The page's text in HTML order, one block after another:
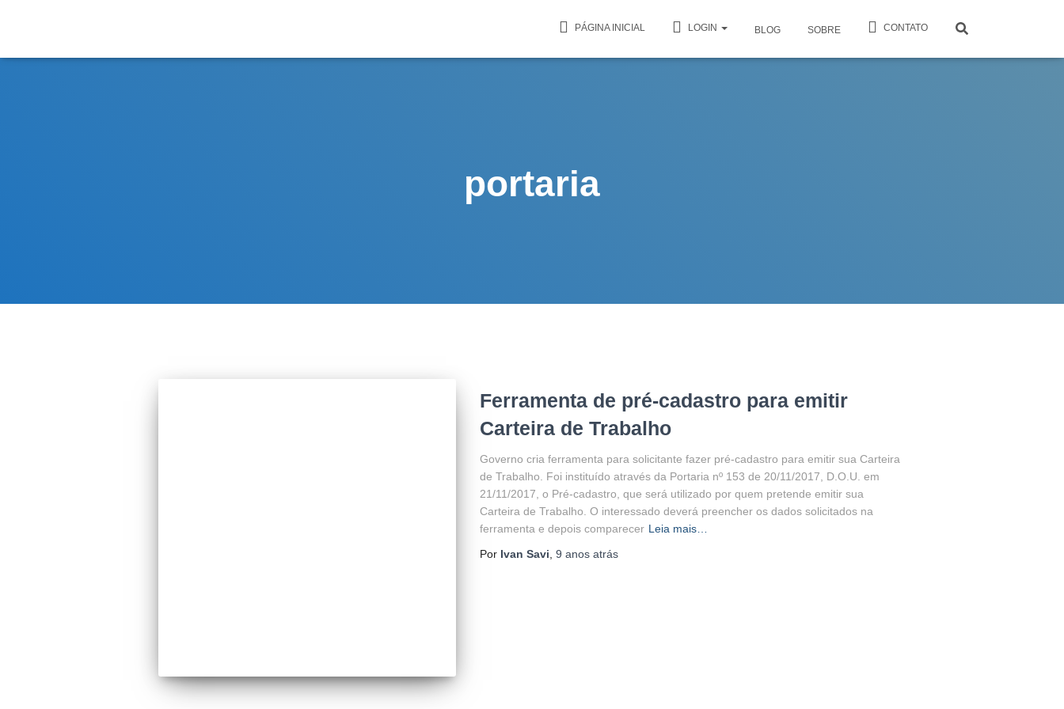
PÁGINA INICIAL LOGIN BLOG SOBRE CONTATO
portaria
Ferramenta de pré-cadastro para emitir
Carteira de Trabalho
Governo cria ferramenta para solicitante fazer pré-cadastro para emitir sua Carteira
de Trabalho. Foi instituído através da Portaria nº 153 de 20/11/2017, D.O.U. em
21/11/2017, o Pré-cadastro, que será utilizado por quem pretende emitir sua
Carteira de Trabalho. O interessado deverá preencher os dados solicitados na
ferramenta e depois comparecer Leia mais…
Por Ivan Savi 9 anosatrás